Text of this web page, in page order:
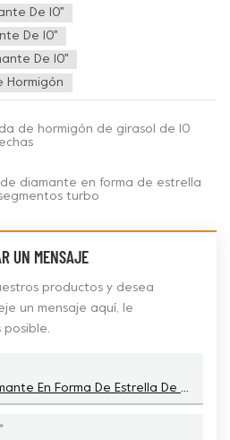
De 10''
De 10''
De 10''
Hormigón
de hormigón de girasol de 10
diamante en forma de estrella
turbo
UN MENSAJE
productos y desea
un mensaje aquí, le
posible.
Placa Abrasiva De Diamante En Forma De Estrella De 10'' Con 20 Barras Para Hormigón